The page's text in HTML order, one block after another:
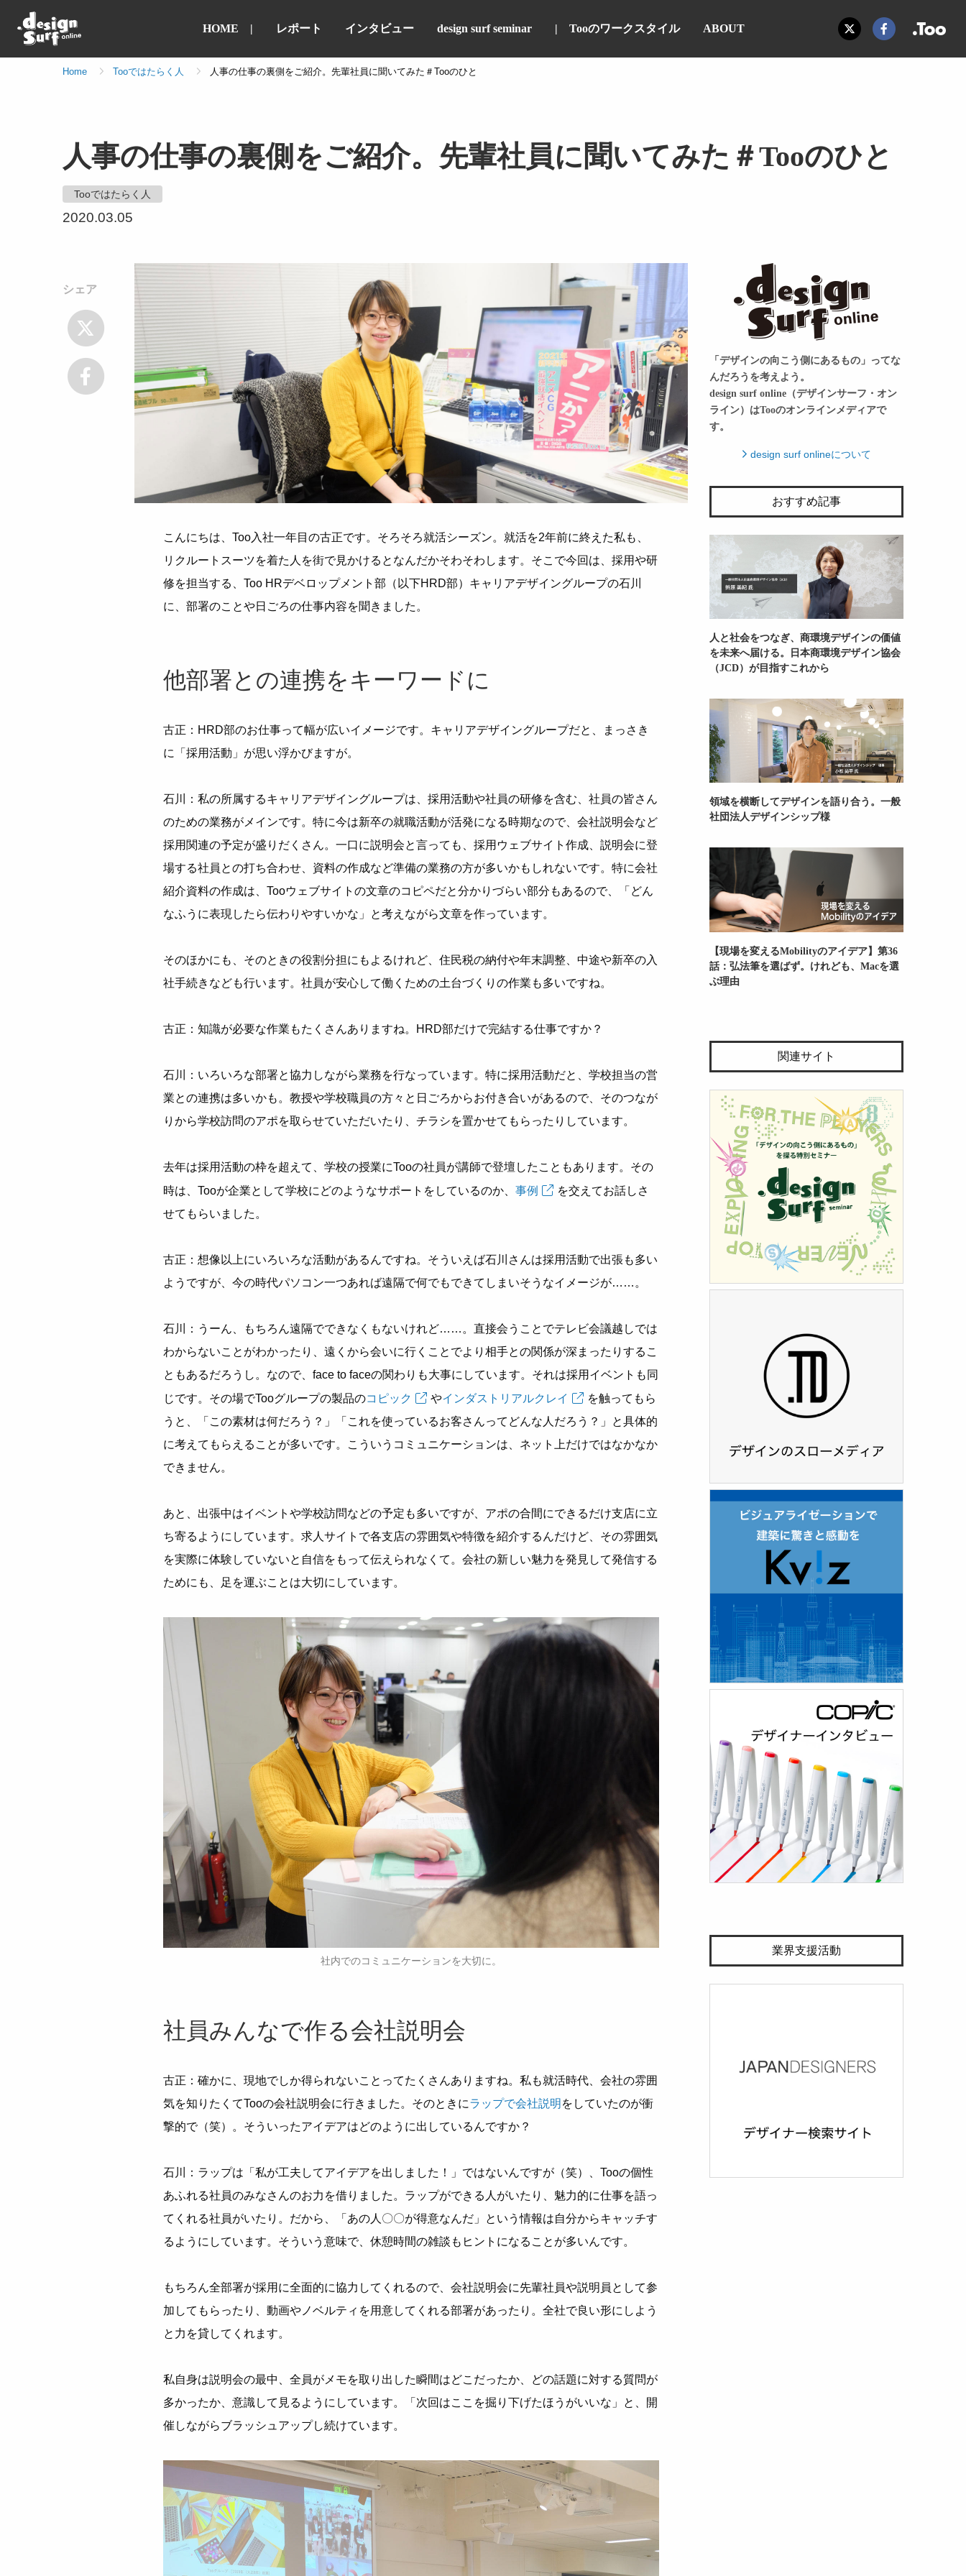
HOME レポート インタビュー design surf seminar Tooのワークスタイル ABOUT
Home Tooではたらく人 人事の仕事の裏側をご紹介。先輩社員に聞いてみた＃Tooのひと
人事の仕事の裏側をご紹介。先輩社員に聞いてみた＃Tooのひと
Tooではたらく人
2020.03.05
シェア
こんにちは、Too入社一年目の古正です。そろそろ就活シーズン。就活を2年前に終えた私も、
リクルートスーツを着た人を街で見かけるとなんだかそわそわします。そこで今回は、採用や研
修を担当する、Too HRデベロップメント部（以下HRD部）キャリアデザイングループの石川
に、部署のことや日ごろの仕事内容を聞きました。
他部署との連携をキーワードに
古正：HRD部のお仕事って幅が広いイメージです。キャリアデザイングループだと、まっさき
に「採用活動」が思い浮かびますが。
石川：私の所属するキャリアデザイングループは、採用活動や社員の研修を含む、社員の皆さん
のための業務がメインです。特に今は新卒の就職活動が活発になる時期なので、会社説明会など
採用関連の予定が盛りだくさん。一口に説明会と言っても、採用ウェブサイト作成、説明会に登
場する社員との打ち合わせ、資料の作成など準備の業務の方が多いかもしれないです。特に会社
紹介資料の作成は、Tooウェブサイトの文章のコピペだと分かりづらい部分もあるので、「どん
なふうに表現したら伝わりやすいかな」と考えながら文章を作っています。
そのほかにも、そのときの役割分担にもよるけれど、住民税の納付や年末調整、中途や新卒の入
社手続きなども行います。社員が安心して働くための土台づくりの作業も多いですね。
古正：知識が必要な作業もたくさんありますね。HRD部だけで完結する仕事ですか？
石川：いろいろな部署と協力しながら業務を行なっています。特に採用活動だと、学校担当の営
業との連携は多いかも。教授や学校職員の方々と日ごろからお付き合いがあるので、そのつなが
りから学校訪問のアポを取らせていただいたり、チラシを置かせてもらったりしています。
去年は採用活動の枠を超えて、学校の授業にTooの社員が講師で登壇したこともあります。その
時は、Tooが企業として学校にどのようなサポートをしているのか、 事例
を交えてお話しさ
せてもらいました。
古正：想像以上にいろいろな活動があるんですね。そういえば石川さんは採用活動で出張も多い
ようですが、今の時代パソコン一つあれば遠隔で何でもできてしまいそうなイメージが……。
石川：うーん、もちろん遠隔でできなくもないけれど……。直接会うことでテレビ会議越しでは
わからないことがわかったり、遠くから会いに行くことでより相手との関係が深まったりするこ
ともあるだろうし。なので、face to faceの関わりも大事にしています。それは採用イベントも同
じです。その場でTooグループの製品のコピック やインダストリアルクレイ
を触ってもら
うと、「この素材は何だろう？」「これを使っているお客さんってどんな人だろう？」と具体的
に考えてもらえることが多いです。こういうコミュニケーションは、ネット上だけではなかなか
できません。
あと、出張中はイベントや学校訪問などの予定も多いですが、アポの合間にできるだけ支店に立
ち寄るようにしています。求人サイトで各支店の雰囲気や特徴を紹介するんだけど、その雰囲気
を実際に体験していないと自信をもって伝えられなくて。会社の新しい魅力を発見して発信する
ためにも、足を運ぶことは大切にしています。
社内でのコミュニケーションを大切に。
社員みんなで作る会社説明会
古正：確かに、現地でしか得られないことってたくさんありますね。私も就活時代、会社の雰囲
気を知りたくてTooの会社説明会に行きました。そのときにラップで会社説明 をしていたのが衝
撃的で（笑）。そういったアイデアはどのように出しているんですか？
石川：ラップは「私が工夫してアイデアを出しました！」ではないんですが（笑）、Tooの個性
あふれる社員のみなさんのお力を借りました。ラップができる人がいたり、魅力的に仕事を語っ
てくれる社員がいたり。だから、「あの人〇〇が得意なんだ」という情報は自分からキャッチす
るようにしています。そういう意味で、休憩時間の雑談もヒントになることが多いんです。
もちろん全部署が採用に全面的に協力してくれるので、会社説明会に先輩社員や説明員として参
加してもらったり、動画やノベルティを用意してくれる部署があったり。全社で良い形にしよう
と力を貸してくれます。
私自身は説明会の最中、全員がメモを取り出した瞬間はどこだったか、どの話題に対する質問が
多かったか、意識して見るようにしています。「次回はここを掘り下げたほうがいいな」と、開
催しながらブラッシュアップし続けています。
「デザインの向こう側にあるもの」ってな
んだろうを考えよう。
design surf online（デザインサーフ・オン
ライン）はTooのオンラインメディアで
す。
design surf onlineについて
おすすめ記事
人と社会をつなぎ、商環境デザインの価値
を未来へ届ける。日本商環境デザイン協会
（JCD）が目指すこれから
領域を横断してデザインを語り合う。一般
社団法人デザインシップ様
【現場を変えるMobilityのアイデア】第36
話：弘法筆を選ばず。けれども、Macを選
ぶ理由
関連サイト
業界支援活動